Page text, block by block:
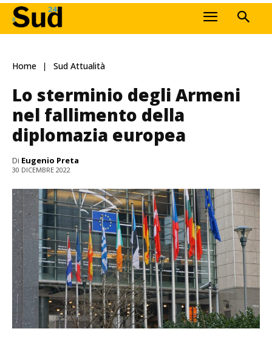
Home Sud Attualità
Lo sterminio degli Armeni
nel fallimento della
diplomazia europea
Di Eugenio Preta
30 DICEMBRE 2022